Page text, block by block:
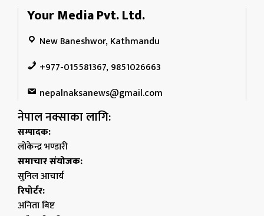
Your Media Pvt. Ltd.
New Baneshwor, Kathmandu
+977-015581367, 9851026663
nepalnaksanews@gmail.com
नेपाल नक्साका लागि:
सम्पादक:
लोकेन्द्र भण्डारी
समाचार संयोजक:
सुनिल आचार्य
रिपोर्टर:
अनिता बिष्ट